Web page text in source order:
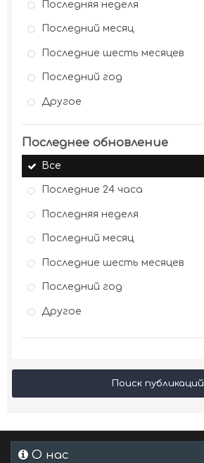
Последняя неделя
Последний месяц
Последние шесть месяцев
Последний год
Другое
Последнее обновление
Все
Последние 24 часа
Последняя неделя
Последний месяц
Последние шесть месяцев
Последний год
Другое
Поиск публикаций
О нас